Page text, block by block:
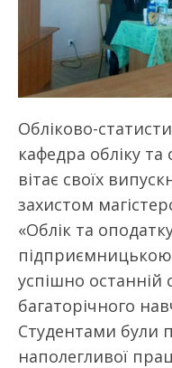
Обліково-
кафедра обліку
вітає своїх
захистом
«Облік та
успішно
багаторічного
Студентами були
наполегливої